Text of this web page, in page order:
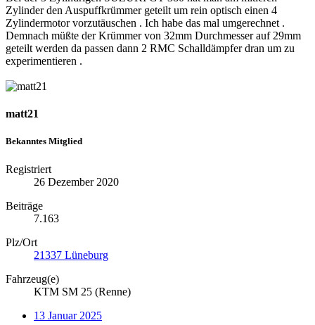
Zylinder den Auspuffkrümmer geteilt um rein optisch einen 4
Zylindermotor vorzutäuschen . Ich habe das mal umgerechnet .
Demnach müßte der Krümmer von 32mm Durchmesser auf 29mm
geteilt werden da passen dann 2 RMC Schalldämpfer dran um zu
experimentieren .
matt21
Bekanntes Mitglied
Registriert
26 Dezember 2020
Beiträge
7.163
Plz/Ort
21337 Lüneburg
Fahrzeug(e)
KTM SM 25 (Renne)
13 Januar 2025